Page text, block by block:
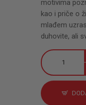
motivima
kao i priče o
mlađem
duhovite, ali
Narodne
bajke
U
carstvu